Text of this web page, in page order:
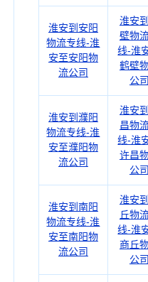
淮安到安阳
物流专线-淮
安至安阳物
流公司
淮安
壁物
线-淮
鹤壁
公司
淮安到濮阳
物流专线-淮
安至濮阳物
流公司
淮安
昌物
线-淮
许昌
公司
淮安到南阳
物流专线-淮
安至南阳物
流公司
淮安
丘物
线-淮
商丘
公司